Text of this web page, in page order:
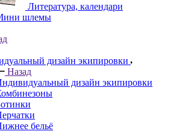
Литература, календари
шлемы
дизайн экипировки
Назад
дизайн экипировки
бельё